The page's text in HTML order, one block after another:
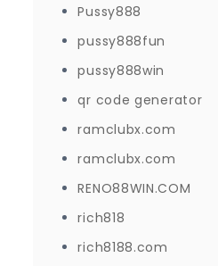
Pussy888
pussy888fun
pussy888win
qr code generator
ramclubx.com
ramclubx.com
RENO88WIN.COM
rich818
rich8188.com